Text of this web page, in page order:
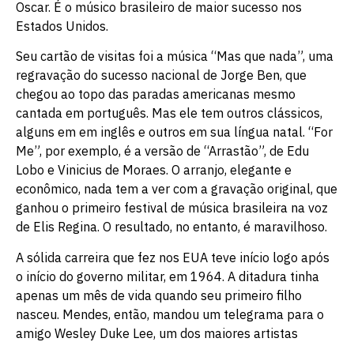
Oscar. É o músico brasileiro de maior sucesso nos
Estados Unidos.
Seu cartão de visitas foi a música “Mas que nada”, uma
regravação do sucesso nacional de Jorge Ben, que
chegou ao topo das paradas americanas mesmo
cantada em português. Mas ele tem outros clássicos,
alguns em em inglês e outros em sua língua natal. “For
Me”, por exemplo, é a versão de “Arrastão”, de Edu
Lobo e Vinicius de Moraes. O arranjo, elegante e
econômico, nada tem a ver com a gravação original, que
ganhou o primeiro festival de música brasileira na voz
de Elis Regina. O resultado, no entanto, é maravilhoso.
A sólida carreira que fez nos EUA teve início logo após
o início do governo militar, em 1964. A ditadura tinha
apenas um mês de vida quando seu primeiro filho
nasceu. Mendes, então, mandou um telegrama para o
amigo Wesley Duke Lee, um dos maiores artistas